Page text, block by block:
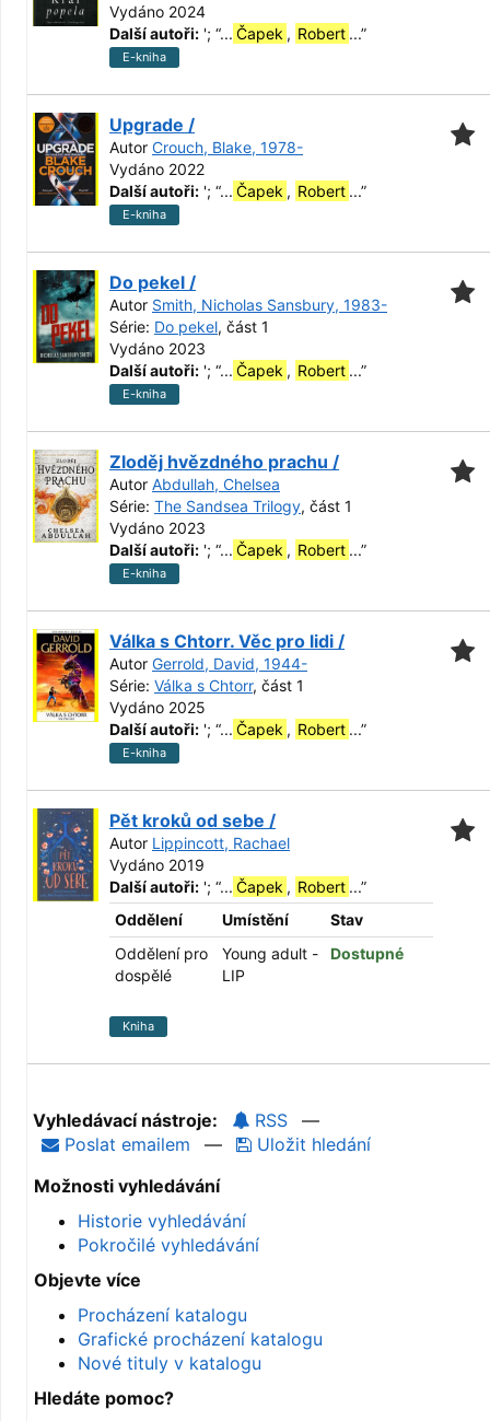
Vydáno 2024
Další autoři: '; “... Čapek , Robert ...”
E-kniha
Upgrade /
Autor Crouch, Blake, 1978-
Vydáno 2022
Další autoři: '; “... Čapek , Robert ...”
E-kniha
Do pekel /
Autor Smith, Nicholas Sansbury, 1983-
Série: Do pekel, část 1
Vydáno 2023
Další autoři: '; “... Čapek , Robert ...”
E-kniha
Zloděj hvězdného prachu /
Autor Abdullah, Chelsea
Série: The Sandsea Trilogy, část 1
Vydáno 2023
Další autoři: '; “... Čapek , Robert ...”
E-kniha
Válka s Chtorr. Věc pro lidi /
Autor Gerrold, David, 1944-
Série: Válka s Chtorr, část 1
Vydáno 2025
Další autoři: '; “... Čapek , Robert ...”
E-kniha
Pět kroků od sebe /
Autor Lippincott, Rachael
Vydáno 2019
Další autoři: '; “... Čapek , Robert ...”
Oddělení
Umístění
Stav
Oddělení pro
dospělé
Young adult -
LIP
Dostupné
Kniha
Vyhledávací nástroje: RSS
—
Poslat emailem
—
Uložit hledání
Možnosti vyhledávání
Historie vyhledávání
Pokročilé vyhledávání
Objevte více
Procházení katalogu
Grafické procházení katalogu
Nové tituly v katalogu
Hledáte pomoc?